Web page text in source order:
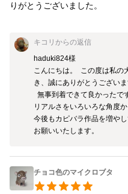
りがとうございました。
キコリ からの返信
haduki824様
こんにちは。  この度は私の
き、誠にありがとうございま
リアルさをいろいろな角度
今後もカピバラ作品を増や
お願いいたします。
チョコ色のマイクロブタ